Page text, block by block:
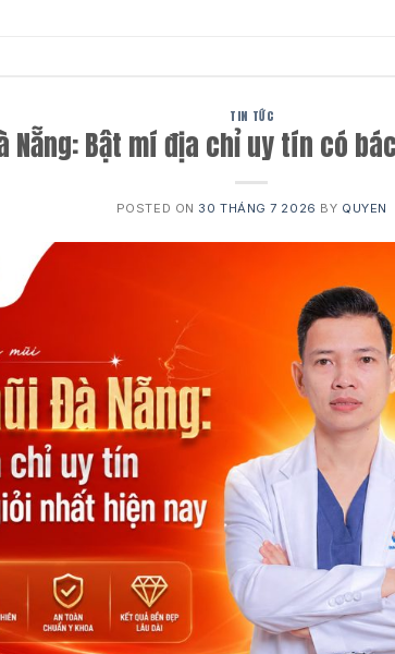
TIN TỨC
Nẵng: Bật mí địa chỉ uy tín có
POSTED ON 30 THÁNG 7 2026 BY QUYEN